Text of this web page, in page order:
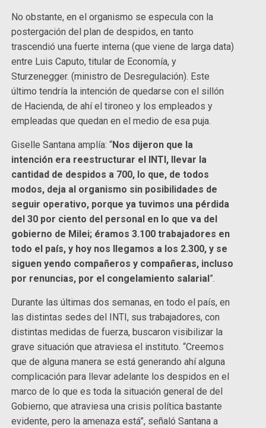
No obstante, en el organismo se especula con la
postergación del plan de despidos, en tanto
trascendió una fuerte interna (que viene de larga data)
entre Luis Caputo, titular de Economía, y
Sturzenegger. (ministro de Desregulación). Este
último tendría la intención de quedarse con el sillón
de Hacienda, de ahí el tironeo y los empleados y
empleadas que quedan en el medio de esa puja.
Giselle Santana amplía: “Nos dijeron que la
intención era reestructurar el INTI, llevar la
cantidad de despidos a 700, lo que, de todos
modos, deja al organismo sin posibilidades de
seguir operativo, porque ya tuvimos una pérdida
del 30 por ciento del personal en lo que va del
gobierno de Milei; éramos 3.100 trabajadores en
todo el país, y hoy nos llegamos a los 2.300, y se
siguen yendo compañeros y compañeras, incluso
por renuncias, por el congelamiento salarial ”.
Durante las últimas dos semanas, en todo el país, en
las distintas sedes del INTI, sus trabajadores, con
distintas medidas de fuerza, buscaron visibilizar la
grave situación que atraviesa el instituto. “Creemos
que de alguna manera se está generando ahí alguna
complicación para llevar adelante los despidos en el
marco de lo que es toda la situación general de del
Gobierno, que atraviesa una crisis política bastante
evidente, pero la amenaza está”, señaló Santana a